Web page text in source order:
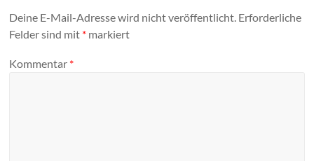
Deine E-Mail-Adresse wird nicht veröffentlicht. Erforderliche
Felder sind mit * markiert
Kommentar *